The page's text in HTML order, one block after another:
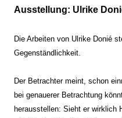
Ausstellung: Ulrike
Die Arbeiten von Ulrike Donié
Gegenständlichkeit.
Der Betrachter meint, schon
bei genauerer Betrachtung
herausstellen: Sieht er wirklich